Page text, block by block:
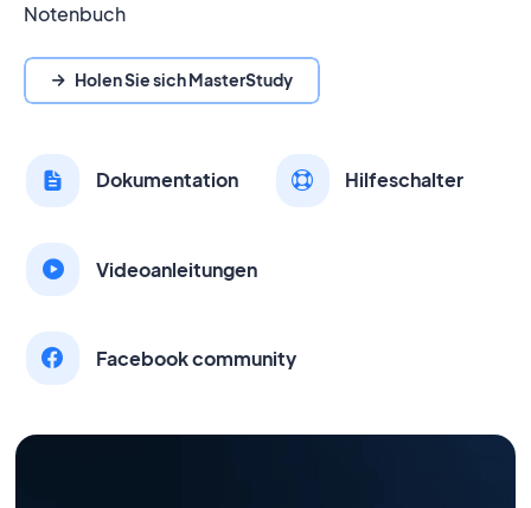
Notenbuch
Holen Sie sich MasterStudy
Dokumentation Hilfeschalter
Videoanleitungen
Facebook community